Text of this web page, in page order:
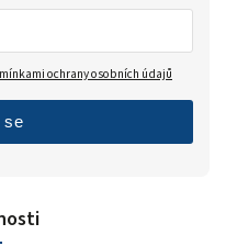
ochrany osobních údajů
se